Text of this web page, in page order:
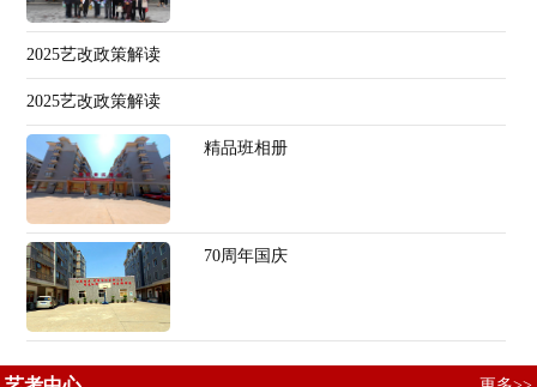
2025艺改政策解读
2025艺改政策解读
精品班相册
70周年国庆